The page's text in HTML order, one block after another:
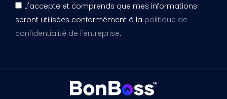
J'accepte et comprends que mes informations
seront utilisées conformément à la politique de
confidentialité de l'entreprise.